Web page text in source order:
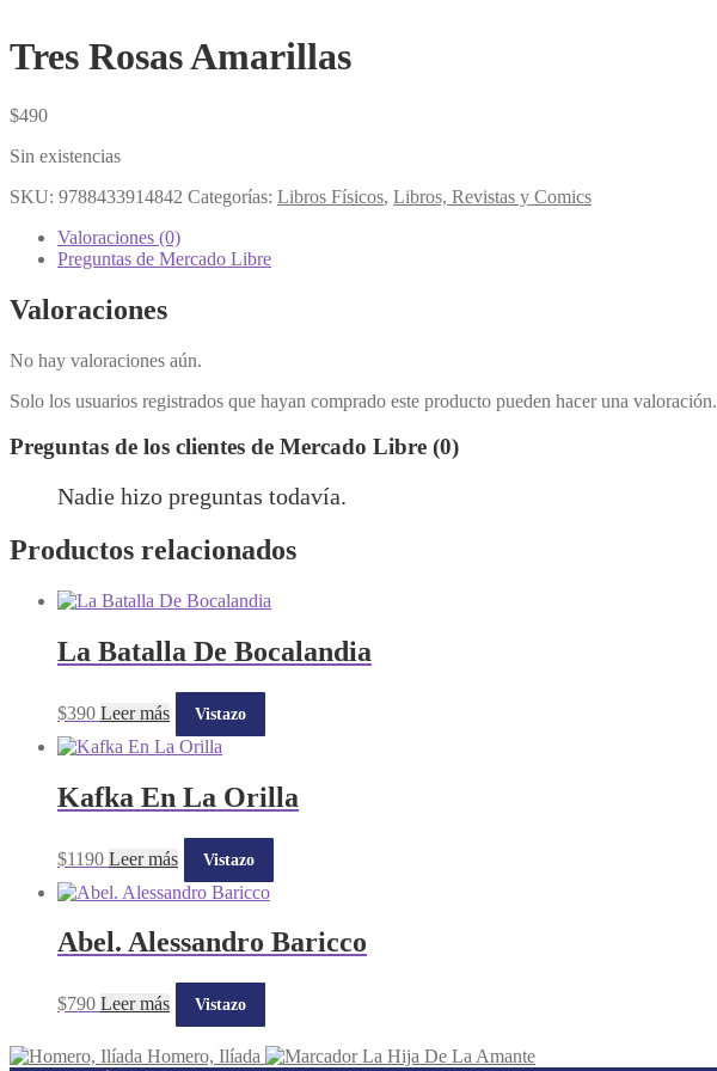
Tres Rosas Amarillas
$490
Sin existencias
SKU: 9788433914842 Categorías: Libros Físicos, Libros, Revistas y Comics
Valoraciones (0)
Preguntas de Mercado Libre
Valoraciones
No hay valoraciones aún.
Solo los usuarios registrados que hayan comprado este producto pueden hacer una valoración.
Preguntas de los clientes de Mercado Libre (0)
Nadie hizo preguntas todavía.
Productos relacionados
La Batalla De Bocalandia
$390 Leer más Vistazo
Kafka En La Orilla
$1190 Leer más Vistazo
Abel. Alessandro Baricco
$790 Leer más Vistazo
Homero, Ilíada
La Hija De La Amante